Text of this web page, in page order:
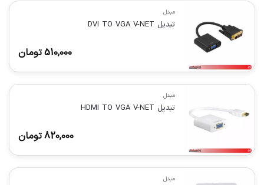
مبدل
تبدیل DVI TO VGA V-NET
510,000تومان
مبدل
تبدیل HDMI TO VGA V-NET
820,000تومان
مبدل